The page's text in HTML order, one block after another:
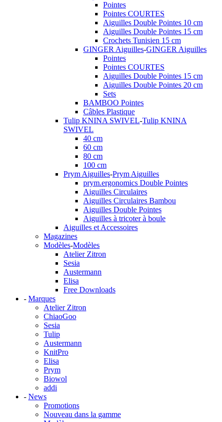
Pointes
Pointes COURTES
Aiguilles Double Pointes 10 cm
Aiguilles Double Pointes 15 cm
Crochets Tunisien 15 cm
GINGER Aiguilles-GINGER Aiguilles
Pointes
Pointes COURTES
Aiguilles Double Pointes 15 cm
Aiguilles Double Pointes 20 cm
Sets
BAMBOO Pointes
Câbles Plastique
Tulip KNINA SWIVEL-Tulip KNINA
SWIVEL
40 cm
60 cm
80 cm
100 cm
Prym Aiguilles-Prym Aiguilles
prym.ergonomics Double Pointes
Aiguilles Circulaires
Aiguilles Circulaires Bambou
Aiguilles Double Pointes
Aiguilles à tricoter à boule
Aiguilles et Accessoires
Magazines
Modèles-Modèles
Atelier Zitron
Sesia
Austermann
Elisa
Free Downloads
- Marques
Atelier Zitron
ChiaoGoo
Sesia
Tulip
Austermann
KnitPro
Elisa
Prym
Biowol
addi
- News
Promotions
Nouveau dans la gamme